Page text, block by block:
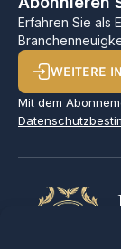
Erfahren Sie als
WEITERE
Mit dem